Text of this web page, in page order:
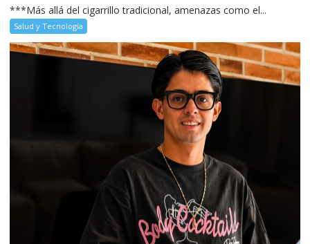
***Más allá del cigarrillo tradicional, amenazas como el...
Salud y Tecnología